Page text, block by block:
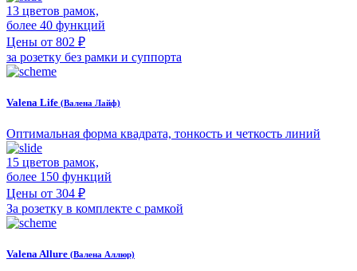
13 цветов рамок,
более 40 функций
Цены от 802 ₽
за розетку без рамки и суппорта
Valena Life (Валена Лайф)
Оптимальная форма квадрата, тонкость и четкость линий
15 цветов рамок,
более 150 функций
Цены от 304 ₽
За розетку в комплекте с рамкой
Valena Allure (Валена Аллюр)